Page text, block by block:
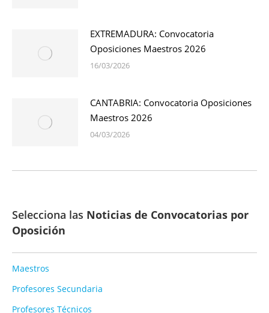
EXTREMADURA: Convocatoria
Oposiciones Maestros 2026
16/03/2026
CANTABRIA: Convocatoria Oposiciones
Maestros 2026
04/03/2026
Selecciona las Noticias de Convocatorias por
Oposición
Maestros
Profesores Secundaria
Profesores Técnicos